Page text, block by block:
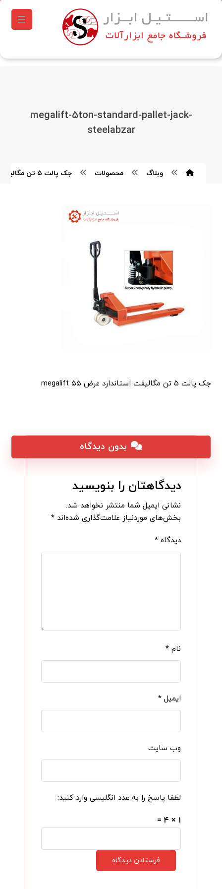
megalift-۵ton-standard-pallet-jack-
steelabzar
وبلاگ محصولات جک پالت ۵ تن مگالیفت استاندارد
جک پالت ۵ تن مگالیفت استاندارد عرض ۵۵ megalift
بدون دیدگاه
دیدگاهتان را بنویسید
نشانی ایمیل شما منتشر نخواهد شد.
بخش‌های موردنیاز علامت‌گذاری شده‌اند*
دیدگاه*
نام*
ایمیل*
وب‌ سایت
لطفا پاسخ را به عدد انگلیسی وارد کنید:
۱ × ۴ =